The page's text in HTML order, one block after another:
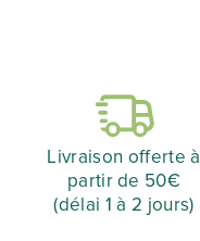
Livraison offerte à
partir de 50€
(délai 1 à 2 jours)